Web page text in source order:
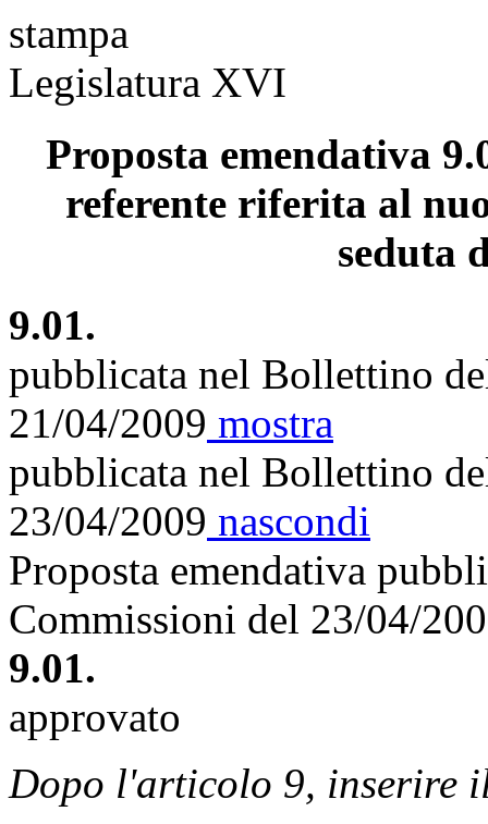
stampa
Legislatura XVI
Proposta emendativa
referente riferita al
seduta
9.01.
pubblicata nel Bollettino
21/04/2009 mostra
pubblicata nel Bollettino
23/04/2009 nascondi
Proposta emendativa
Commissioni del 23/04/
9.01.
approvato
Dopo l'articolo 9, inserire